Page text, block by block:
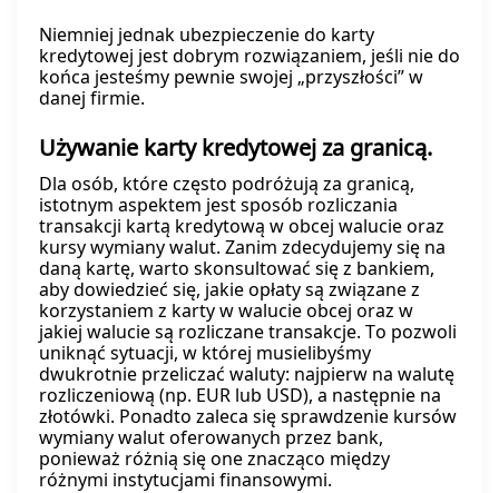
Niemniej jednak ubezpieczenie do karty
kredytowej jest dobrym rozwiązaniem, jeśli nie do
końca jesteśmy pewnie swojej „przyszłości” w
danej firmie.
Używanie karty kredytowej za granicą.
Dla osób, które często podróżują za granicą,
istotnym aspektem jest sposób rozliczania
transakcji kartą kredytową w obcej walucie oraz
kursy wymiany walut. Zanim zdecydujemy się na
daną kartę, warto skonsultować się z bankiem,
aby dowiedzieć się, jakie opłaty są związane z
korzystaniem z karty w walucie obcej oraz w
jakiej walucie są rozliczane transakcje. To pozwoli
uniknąć sytuacji, w której musielibyśmy
dwukrotnie przeliczać waluty: najpierw na walutę
rozliczeniową (np. EUR lub USD), a następnie na
złotówki. Ponadto zaleca się sprawdzenie kursów
wymiany walut oferowanych przez bank,
ponieważ różnią się one znacząco między
różnymi instytucjami finansowymi.